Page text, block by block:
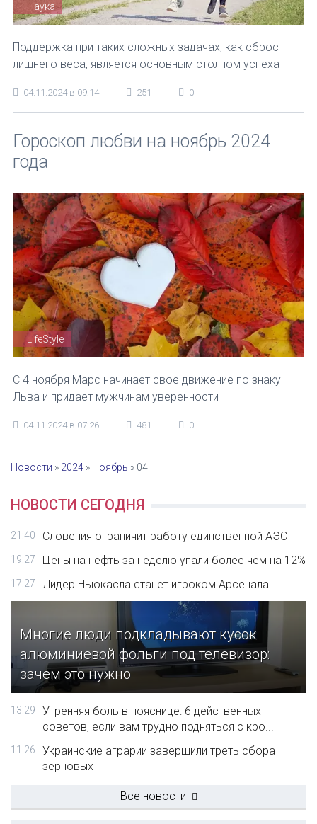
Наука
Поддержка при таких сложных задачах, как сброс
лишнего веса, является основным столпом успеха
04.11.2024 в 09:14 251 0
Гороскоп любви на ноябрь 2024
года
LifeStyle
С 4 ноября Марс начинает свое движение по знаку
Льва и придает мужчинам уверенности
04.11.2024 в 07:26 481 0
Новости » 2024 » Ноябрь » 04
НОВОСТИ СЕГОДНЯ
21:40 Словения ограничит работу единственной АЭС
19:27 Цены на нефть за неделю упали более чем на 12%
17:27 Лидер Ньюкасла станет игроком Арсенала
Многие люди подкладывают кусок
алюминиевой фольги под телевизор:
зачем это нужно
13:29
Утренняя боль в пояснице: 6 действенных
советов, если вам трудно подняться с кро...
11:26
Украинские аграрии завершили треть сбора
зерновых
Все новости